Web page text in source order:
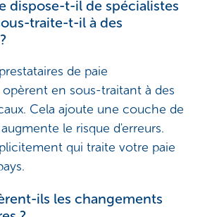
dispose-t-il de spécialistes
traite-t-il à des
de paie
en sous-traitant à des
Cela ajoute une couche de
le risque d'erreurs.
qui traite votre paie
ils les changements